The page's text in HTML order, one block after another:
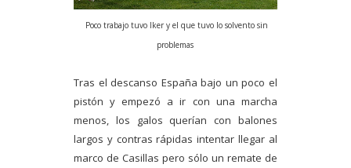
Poco trabajo tuvo Iker y el que tuvo lo solvento sin
problemas
Tras el descanso España bajo un poco el
pistón y empezó a ir con una marcha
menos, los galos querían con balones
largos y contras rápidas intentar llegar al
marco de Casillas pero sólo un remate de